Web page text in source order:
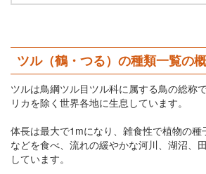
ツル（鶴・つる）の種類一覧の
ツルは鳥綱ツル目ツル科に属する鳥の総称
リカを除く世界各地に生息しています。
体長は最大で1mになり、雑食性で植物の種
などを食べ、流れの緩やかな河川、湖沼、
しています。